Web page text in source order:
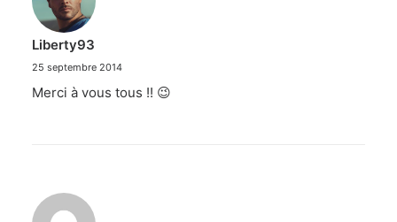
Liberty93
25 septembre 2014
Merci à vous tous !! 😉